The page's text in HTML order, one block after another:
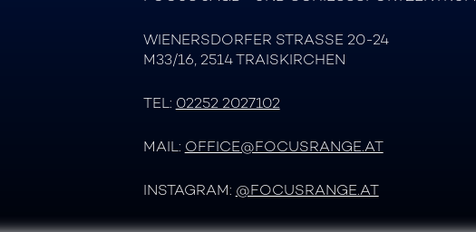
WIENERSDORFER STRASSE 20-24
M33/16, 2514 TRAISKIRCHEN
TEL: 02252 2027102
MAIL: OFFICE@FOCUSRANGE.AT
INSTAGRAM: @FOCUSRANGE.AT